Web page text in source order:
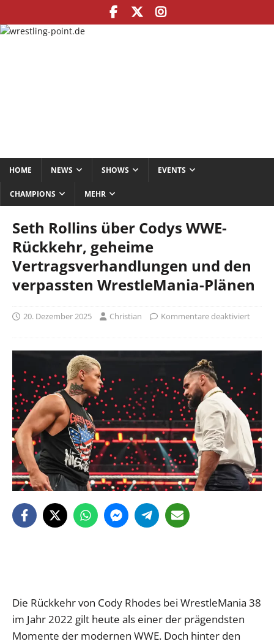
HOME NEWS SHOWS EVENTS
CHAMPIONS MEHR
Seth Rollins über Codys WWE-
Rückkehr, geheime
Vertragsverhandlungen und den
verpassten WrestleMania-Plänen
20. Dezember 2025 Christian Kommentare deaktiviert
Die Rückkehr von Cody Rhodes bei WrestleMania 38
im Jahr 2022 gilt heute als einer der prägendsten
Momente der modernen WWE. Doch hinter den